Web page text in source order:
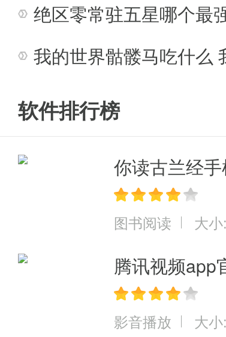
1、确定自己的目的地，司
2、打车叫车服务涵盖范围
3、最直接的路径显示，司
滴滴出行安卓版评测
无论是长途约车还是短程
覆盖面更广哦。
绝区零常驻五星哪个最
我的世界骷髅马吃什么
软件排行榜
你读古兰经手
图书阅读 大
腾讯视频app
影音播放 大